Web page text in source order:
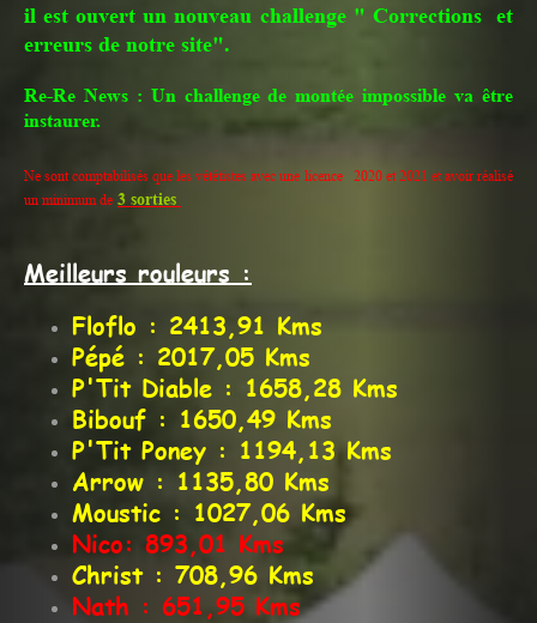
il est ouvert un nouveau challenge " Corrections et
erreurs de notre site".
Re-Re News : Un challenge de montée impossible va être
instaurer.
Ne sont comptabilisés que les vététistes avec une licence 2020 et 2021 et avoir réalisé
un minimum de 3 sorties
Meilleurs rouleurs :
Floflo : 2413,91 Kms
Pépé : 2017,05 Kms
P'Tit Diable : 1658,28 Kms
Bibouf : 1650,49 Kms
P'Tit Poney : 1194,13 Kms
Arrow : 1135,80 Kms
Moustic : 1027,06 Kms
Nico: 893,01 Kms
Christ : 708,96 Kms
Nath : 651,95 Kms